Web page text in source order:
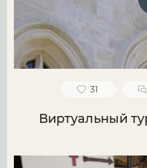
31
Виртуальный